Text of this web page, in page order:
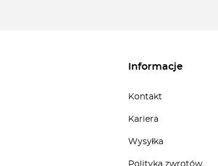
Informacje
Kontakt
Kariera
Wysyłka
Polityka zwrotów